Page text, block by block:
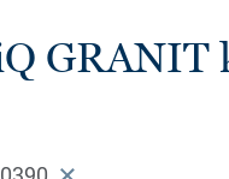
GRANIT